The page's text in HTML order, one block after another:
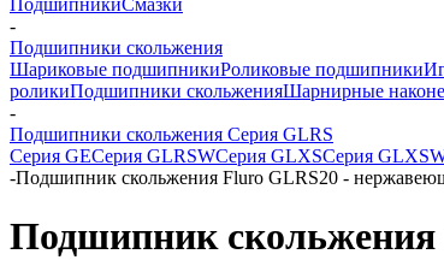
ПодшипникиСмазки
-
Подшипники скольжения
Шариковые подшипникиРоликовые подшипники
роликиПодшипники скольженияШарнирные
-
Подшипники скольжения Серия GLRS
Серия GEСерия GLRSWСерия GLXSСерия
-Подшипник скольжения Fluro GLRS20 -
Подшипник